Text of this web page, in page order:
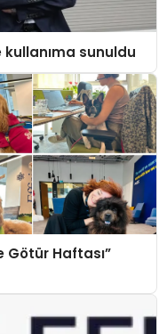
sunuldu
Götür Haftası”